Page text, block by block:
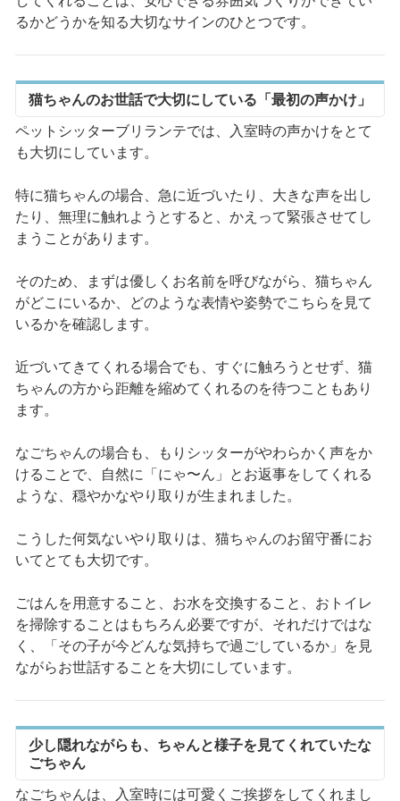
るかどうかを知る大切なサインのひとつです。
猫ちゃんのお世話で大切にしている「最初の声かけ」
ペットシッターブリランテでは、入室時の声かけをとて
も大切にしています。
特に猫ちゃんの場合、急に近づいたり、大きな声を出し
たり、無理に触れようとすると、かえって緊張させてし
まうことがあります。
そのため、まずは優しくお名前を呼びながら、猫ちゃん
がどこにいるか、どのような表情や姿勢でこちらを見て
いるかを確認します。
近づいてきてくれる場合でも、すぐに触ろうとせず、猫
ちゃんの方から距離を縮めてくれるのを待つこともあり
ます。
なごちゃんの場合も、もりシッターがやわらかく声をか
けることで、自然に「にゃ〜ん」とお返事をしてくれる
ような、穏やかなやり取りが生まれました。
こうした何気ないやり取りは、猫ちゃんのお留守番にお
いてとても大切です。
ごはんを用意すること、お水を交換すること、おトイレ
を掃除することはもちろん必要ですが、それだけではな
く、「その子が今どんな気持ちで過ごしているか」を見
ながらお世話することを大切にしています。
少し隠れながらも、ちゃんと様子を見てくれていたな
ごちゃん
なごちゃんは、入室時には可愛くご挨拶をしてくれまし